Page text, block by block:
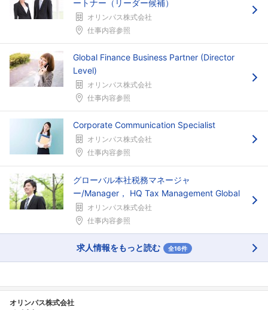
ートナー（リーダー候補）
オリンパス株式会社
仕事内容参照
Global Finance Business Partner (Director
Level)
オリンパス株式会社
仕事内容参照
Corporate Communication Specialist
オリンパス株式会社
仕事内容参照
グローバル本社税務マネージャ
ー/Manager， HQ Tax Management Global
オリンパス株式会社
仕事内容参照
求人情報をもっと読む 全16件
オリンパス株式会社